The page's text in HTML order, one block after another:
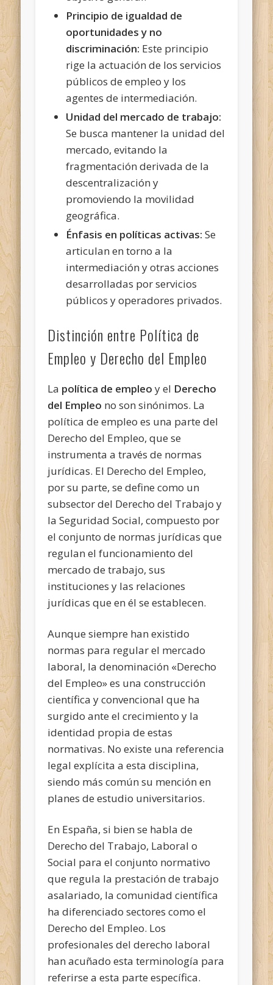
Principio de igualdad de
oportunidades y no
discriminación: Este principio
rige la actuación de los servicios
públicos de empleo y los
agentes de intermediación.
Unidad del mercado de trabajo:
Se busca mantener la unidad del
mercado, evitando la
fragmentación derivada de la
descentralización y
promoviendo la movilidad
geográfica.
Énfasis en políticas activas: Se
articulan en torno a la
intermediación y otras acciones
desarrolladas por servicios
públicos y operadores privados.
Distinción entre Política de
Empleo y Derecho del Empleo
La política de empleo y el Derecho
del Empleo no son sinónimos. La
política de empleo es una parte del
Derecho del Empleo, que se
instrumenta a través de normas
jurídicas. El Derecho del Empleo,
por su parte, se define como un
subsector del Derecho del Trabajo y
la Seguridad Social, compuesto por
el conjunto de normas jurídicas que
regulan el funcionamiento del
mercado de trabajo, sus
instituciones y las relaciones
jurídicas que en él se establecen.
Aunque siempre han existido
normas para regular el mercado
laboral, la denominación «Derecho
del Empleo» es una construcción
científica y convencional que ha
surgido ante el crecimiento y la
identidad propia de estas
normativas. No existe una referencia
legal explícita a esta disciplina,
siendo más común su mención en
planes de estudio universitarios.
En España, si bien se habla de
Derecho del Trabajo, Laboral o
Social para el conjunto normativo
que regula la prestación de trabajo
asalariado, la comunidad científica
ha diferenciado sectores como el
Derecho del Empleo. Los
profesionales del derecho laboral
han acuñado esta terminología para
referirse a esta parte específica.